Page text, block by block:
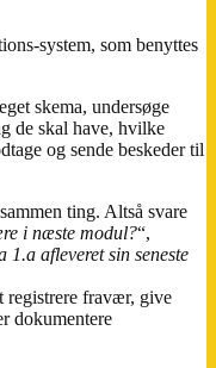
system, som benyttes
skema, undersøge
de skal have, hvilke
og sende beskeder til
ting. Altså svare
i næste modul?“,
1.a afleveret sin seneste
registrere fravær, give
dokumentere